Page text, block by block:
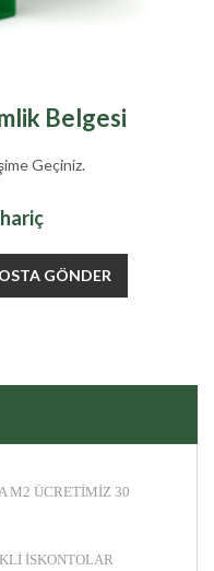
Belgesi
Geçiniz.
M2 ÜCRETİMİZ 30
İSKONTOLAR